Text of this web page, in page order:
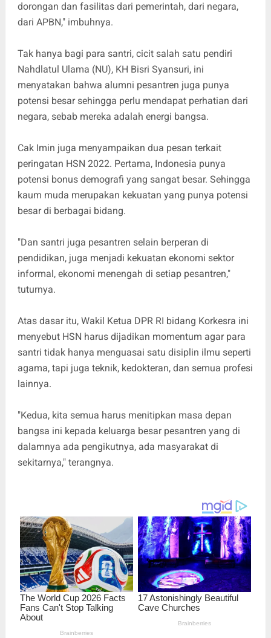
dorongan dan fasilitas dari pemerintah, dari negara,
dari APBN," imbuhnya.
Tak hanya bagi para santri, cicit salah satu pendiri
Nahdlatul Ulama (NU), KH Bisri Syansuri, ini
menyatakan bahwa alumni pesantren juga punya
potensi besar sehingga perlu mendapat perhatian dari
negara, sebab mereka adalah energi bangsa.
Cak Imin juga menyampaikan dua pesan terkait
peringatan HSN 2022. Pertama, Indonesia punya
potensi bonus demografi yang sangat besar. Sehingga
kaum muda merupakan kekuatan yang punya potensi
besar di berbagai bidang.
"Dan santri juga pesantren selain berperan di
pendidikan, juga menjadi kekuatan ekonomi sektor
informal, ekonomi menengah di setiap pesantren,"
tuturnya.
Atas dasar itu, Wakil Ketua DPR RI bidang Korkesra ini
menyebut HSN harus dijadikan momentum agar para
santri tidak hanya menguasai satu disiplin ilmu seperti
agama, tapi juga teknik, kedokteran, dan semua profesi
lainnya.
"Kedua, kita semua harus menitipkan masa depan
bangsa ini kepada keluarga besar pesantren yang di
dalamnya ada pengikutnya, ada masyarakat di
sekitarnya," terangnya.